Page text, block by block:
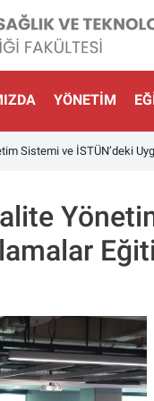
YÖNETIM
Sistemi ve İSTÜN’deki